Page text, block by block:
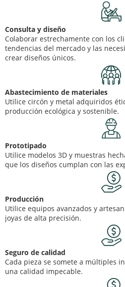
Consulta y diseño
Colaborar estrechamente con los
tendencias del mercado y las
crear diseños únicos.
Abastecimiento de materiales
Utilice circón y metal adquiridos
producción ecológica y sostenible.
Prototipado
Utilice modelos 3D y muestras
que los diseños cumplan con las
Producción
Utilice equipos avanzados y
joyas de alta precisión.
Seguro de calidad
Cada pieza se somete a múltiples
una calidad impecable.